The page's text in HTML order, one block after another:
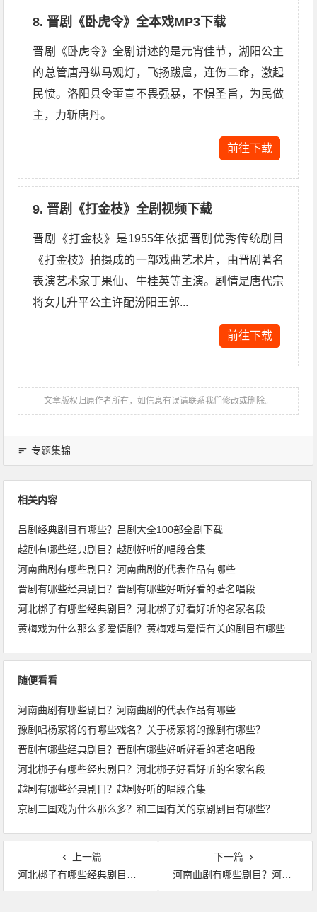
8. 晋剧《卧虎令》全本戏MP3下载
晋剧《卧虎令》全剧讲述的是元宵佳节，湖阳公主
的总管唐丹纵马观灯，飞扬跋扈，连伤二命，激起
民愤。洛阳县令董宣不畏强暴，不惧圣旨，为民做
主，力斩唐丹。
前往下载
9. 晋剧《打金枝》全剧视频下载
晋剧《打金枝》是1955年依据晋剧优秀传统剧目
《打金枝》拍摄成的一部戏曲艺术片，由晋剧著名
表演艺术家丁果仙、牛桂英等主演。剧情是唐代宗
将女儿升平公主许配汾阳王郭...
前往下载
文章版权归原作者所有，如信息有误请联系我们修改或删除。
专题集锦
相关内容
吕剧经典剧目有哪些？吕剧大全100部全剧下载
越剧有哪些经典剧目？越剧好听的唱段合集
河南曲剧有哪些剧目？河南曲剧的代表作品有哪些
晋剧有哪些经典剧目？晋剧有哪些好听好看的著名唱段
河北梆子有哪些经典剧目？河北梆子好看好听的名家名段
黄梅戏为什么那么多爱情剧？黄梅戏与爱情有关的剧目有哪些
随便看看
河南曲剧有哪些剧目？河南曲剧的代表作品有哪些
豫剧唱杨家将的有哪些戏名？关于杨家将的豫剧有哪些？
晋剧有哪些经典剧目？晋剧有哪些好听好看的著名唱段
河北梆子有哪些经典剧目？河北梆子好看好听的名家名段
越剧有哪些经典剧目？越剧好听的唱段合集
京剧三国戏为什么那么多？和三国有关的京剧剧目有哪些？
上一篇
河北梆子有哪些经典剧目？河北梆子好看好听的名家名段
下一篇
河南曲剧有哪些剧目？河南曲剧的代表作品有哪些